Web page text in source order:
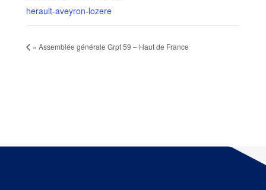
herault-aveyron-lozere
« Assemblée générale Grpt 59 – Haut de France